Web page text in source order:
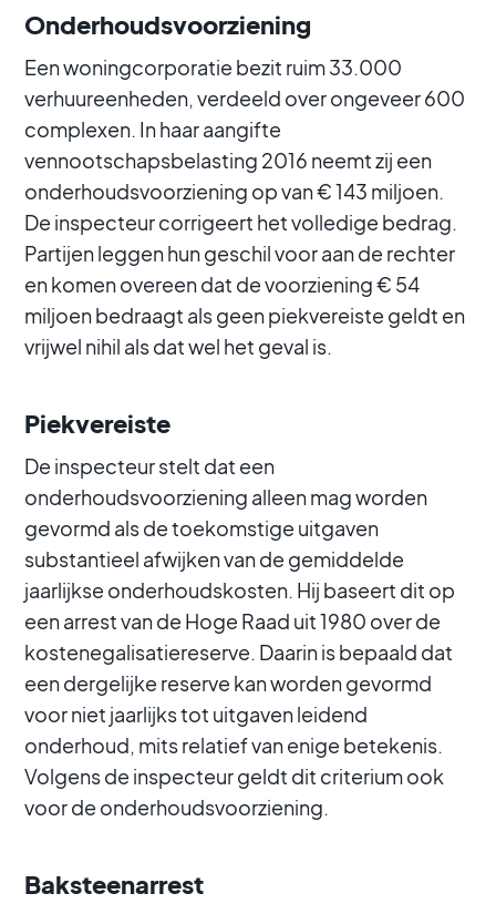
Onderhoudsvoorziening
Een woningcorporatie bezit ruim 33.000
verhuureenheden, verdeeld over ongeveer 600
complexen. In haar aangifte
vennootschapsbelasting 2016 neemt zij een
onderhoudsvoorziening op van € 143 miljoen.
De inspecteur corrigeert het volledige bedrag.
Partijen leggen hun geschil voor aan de rechter
en komen overeen dat de voorziening € 54
miljoen bedraagt als geen piekvereiste geldt en
vrijwel nihil als dat wel het geval is.
Piekvereiste
De inspecteur stelt dat een
onderhoudsvoorziening alleen mag worden
gevormd als de toekomstige uitgaven
substantieel afwijken van de gemiddelde
jaarlijkse onderhoudskosten. Hij baseert dit op
een arrest van de Hoge Raad uit 1980 over de
kostenegalisatiereserve. Daarin is bepaald dat
een dergelijke reserve kan worden gevormd
voor niet jaarlijks tot uitgaven leidend
onderhoud, mits relatief van enige betekenis.
Volgens de inspecteur geldt dit criterium ook
voor de onderhoudsvoorziening.
Baksteenarrest